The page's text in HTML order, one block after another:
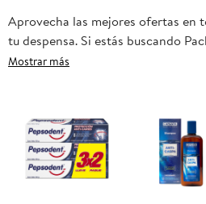
Aprovecha las mejores ofertas en
tu despensa. Si estás buscando
Higiene Corporal, frutas frescas,
haz que esta oportunidad sea
tu familia.
Mostrar más